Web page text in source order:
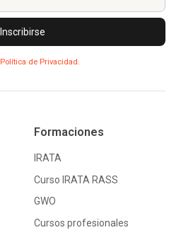
Política de Privacidad.
Formaciones
IRATA
Curso IRATA RASS
GWO
Cursos profesionales